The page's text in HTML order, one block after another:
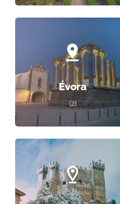
Évora
(2)